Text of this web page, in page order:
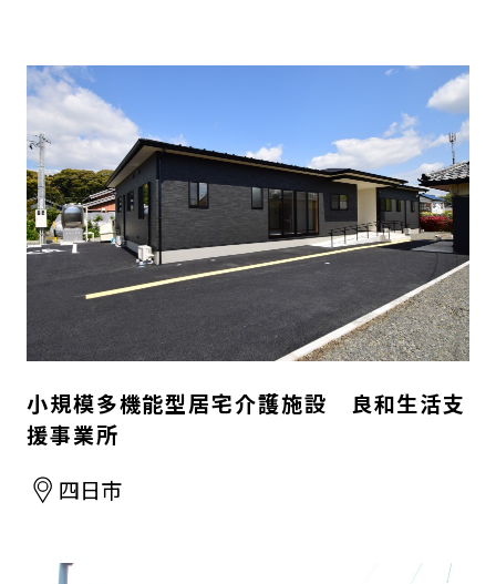
小規模多機能型居宅介護施設 良和生活支
援事業所
四日市